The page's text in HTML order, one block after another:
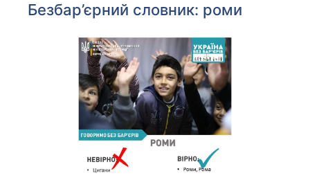
Безбар’єрний словник: роми